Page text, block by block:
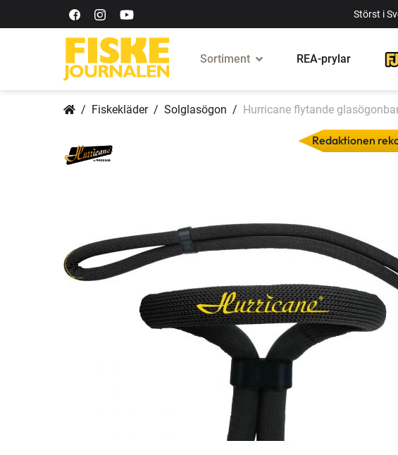
Störst i
Sortiment REA-prylar
Fiskekläder Solglasögon Hurricane flytande
Redaktionen